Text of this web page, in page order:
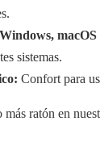
sistemas.
Confort para
ratón en